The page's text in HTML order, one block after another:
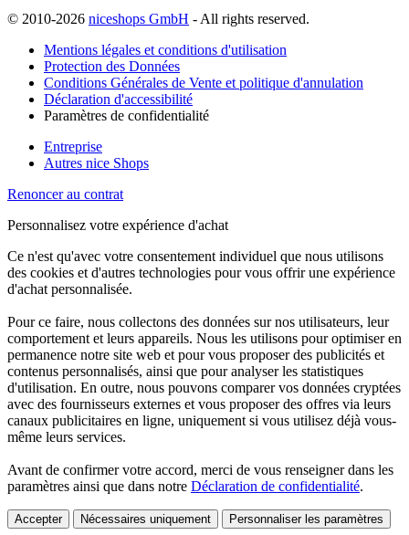
© 2010-2026 niceshops GmbH - All rights reserved.
Mentions légales et conditions d'utilisation
Protection des Données
Conditions Générales de Vente et politique d'annulation
Déclaration d'accessibilité
Paramètres de confidentialité
Entreprise
Autres nice Shops
Renoncer au contrat
Personnalisez votre expérience d'achat
Ce n'est qu'avec votre consentement individuel que nous utilisons
des cookies et d'autres technologies pour vous offrir une expérience
d'achat personnalisée.
Pour ce faire, nous collectons des données sur nos utilisateurs, leur
comportement et leurs appareils. Nous les utilisons pour optimiser en
permanence notre site web et pour vous proposer des publicités et
contenus personnalisés, ainsi que pour analyser les statistiques
d'utilisation. En outre, nous pouvons comparer vos données cryptées
avec des fournisseurs externes et vous proposer des offres via leurs
canaux publicitaires en ligne, uniquement si vous utilisez déjà vous-
même leurs services.
Avant de confirmer votre accord, merci de vous renseigner dans les
paramètres ainsi que dans notre Déclaration de confidentialité.
Accepter Nécessaires uniquement Personnaliser les paramètres